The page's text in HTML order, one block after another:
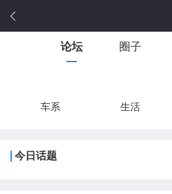
论坛 圈子
车系 生活
今日话题